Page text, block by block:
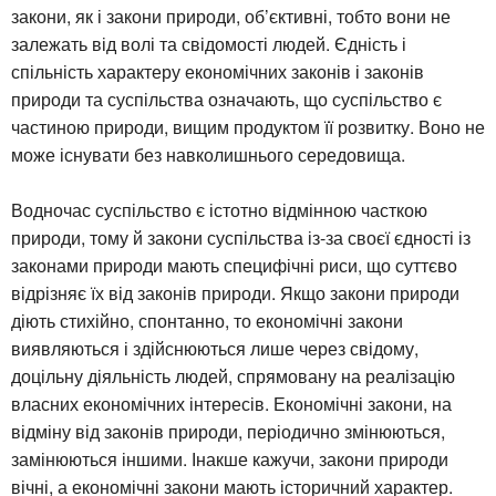
закони, як і закони природи, об’єктивні, тобто вони не
залежать від волі та свідомості людей. Єдність і
спільність характеру економічних законів і законів
природи та суспільства означають, що суспільство є
частиною природи, вищим продуктом її розвитку. Воно не
може існувати без навколишнього середовища.
Водночас суспільство є істотно відмінною часткою
природи, тому й закони суспільства із-за своєї єдності із
законами природи мають специфічні риси, що суттєво
відрізняє їх від законів природи. Якщо закони природи
діють стихійно, спонтанно, то економічні закони
виявляються і здійснюються лише через свідому,
доцільну діяльність людей, спрямовану на реалізацію
власних економічних інтересів. Економічні закони, на
відміну від законів природи, періодично змінюються,
замінюються іншими. Інакше кажучи, закони природи
вічні, а економічні закони мають історичний характер.